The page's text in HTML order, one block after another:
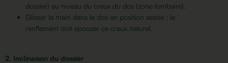
dossier) au niveau du creux du dos (zone lombaire).
Glisser la main dans le dos en position assise : le
renflement doit épouser ce creux naturel.
2. Inclinaison du dossier